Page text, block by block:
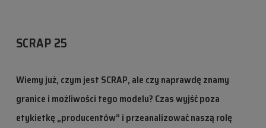
SCRAP 25
Wiemy już, czym jest SCRAP, ale czy naprawdę znamy
granice i możliwości tego modelu? Czas wyjść poza
etykietkę „producentów” i przeanalizować naszą rolę